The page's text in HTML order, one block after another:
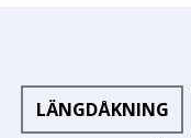
LÄNGDÅKNING